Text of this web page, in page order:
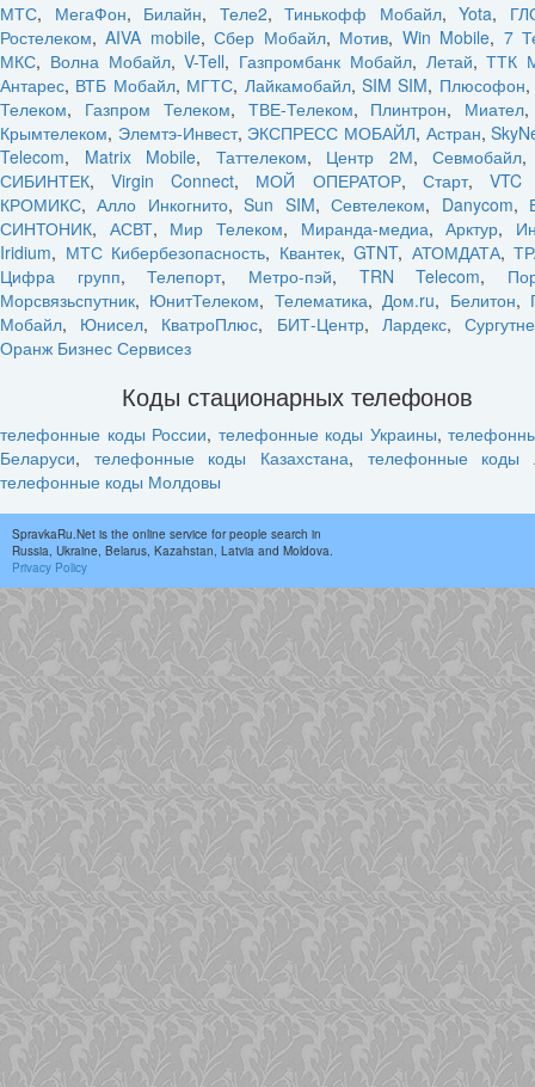
МТС, МегаФон, Билайн, Теле2,Тинькофф Мобайл,Yota,
Ростелеком,AIVA mobile,Сбер Мобайл, Мотив, Win Mobile, 7
МКС, Волна Мобайл,V-Tell, Газпромбанк Мобайл, Летай,ТТК
Антарес, ВТБ Мобайл, МГТС, Лайкамобайл, SIM SIM, Плюсофон,
Телеком, Газпром Телеком, ТВЕ-Телеком, Плинтрон, Миател
Крымтелеком, Элемтэ-Инвест, ЭКСПРЕСС МОБАЙЛ, Астран,
Telecom, Matrix Mobile, Таттелеком, Центр 2М,Севмобайл
СИБИНТЕК,Virgin Connect, МОЙ ОПЕРАТОР, Старт, VTC
КРОМИКС,Алло Инкогнито,Sun SIM,Севтелеком, Danycom,
СИНТОНИК, АСВТ, Мир Телеком, Миранда-медиа,Арктур,
Iridium, МТС Кибербезопасность, Квантек, GTNT, АТОМДАТА,
Цифра групп,Телепорт, Метро-пэй, TRN Telecom,
Морсвязьспутник, ЮнитТелеком, Телематика,Дом.ru, Белитон,
Мобайл, Юнисел, КватроПлюс, БИТ-Центр, Лардекс,
Оранж Бизнес Сервисез
Коды стационарных телефонов
телефонные коды России, телефонные коды Украины,
Беларуси, телефонные коды Казахстана, телефонные коды
телефонные коды Молдовы
SpravkaRu.Net is the online service for people search in
Russia, Ukraine, Belarus, Kazahstan, Latvia and Moldova.
Privacy Policy